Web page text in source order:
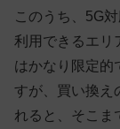
このうち、5G
利用できるエリ
はかなり限定的
すが、買い換え
れると、そこま